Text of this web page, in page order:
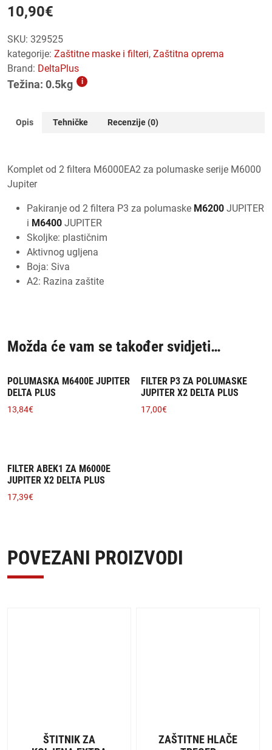
10,90€
SKU: 329525
kategorije:
zaštitne maske i filteri,
zaštitna oprema
Brand: DeltaPlus
Težina: 0.5kg i
Opis Tehničke Recenzije (0)
Komplet od 2 filtera M6000EA2 za polumaske serije M6000
Jupiter
Pakiranje od 2 filtera P3 za polumaske M6200 JUPITER
i M6400 JUPITER
Skoljke: plastičnim
Aktivnog ugljena
Boja: Siva
A2: Razina zaštite
Možda će vam se također svidjeti…
POLUMASKA M6400E JUPITER
DELTA PLUS
13,84€
FILTER P3 ZA POLUMASKE
JUPITER X2 DELTA PLUS
17,00€
FILTER ABEK1 ZA M6000E
JUPITER X2 DELTA PLUS
17,39€
POVEZANI PROIZVODI
ŠTITNIK ZA
ZAŠTITNE HLAČE